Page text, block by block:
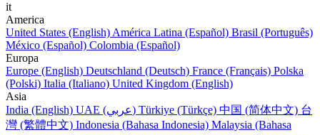
it
America
United States (English) América Latina (Español) Brasil (Português)
México (Español) Colombia (Español)
Europa
Europe (English) Deutschland (Deutsch) France (Français) Polska
(Polski) Italia (Italiano) United Kingdom (English)
Asia
India (English)
UAE (عربي) Türkiye (Türkçe) 中国 (简体中文) 台
灣 (繁體中文) Indonesia (Bahasa Indonesia) Malaysia (Bahasa